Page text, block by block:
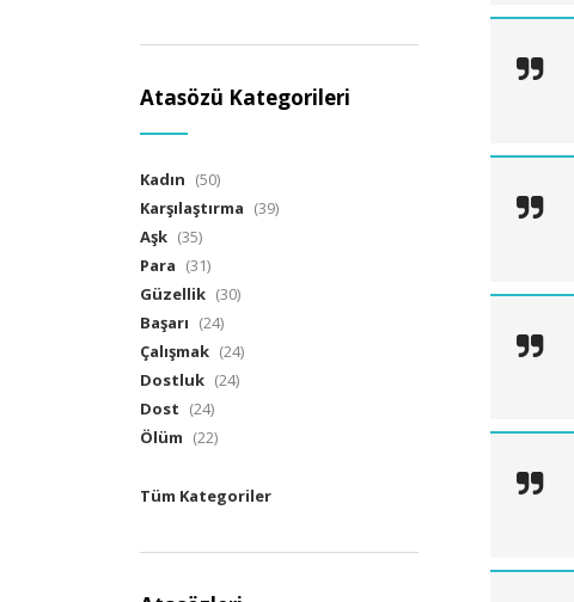
Atasözü Kategorileri
Kadın (50)
Karşılaştırma (39)
Aşk (35)
Para (31)
Güzellik (30)
Başarı (24)
Çalışmak (24)
Dostluk (24)
Dost (24)
Ölüm (22)
Tüm Kategoriler